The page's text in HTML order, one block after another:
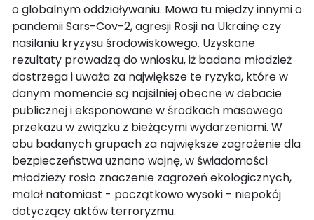
o globalnym oddziaływaniu. Mowa tu między innymi o
pandemii Sars-Cov-2, agresji Rosji na Ukrainę czy
nasilaniu kryzysu środowiskowego. Uzyskane
rezultaty prowadzą do wniosku, iż badana młodzież
dostrzega i uważa za największe te ryzyka, które w
danym momencie są najsilniej obecne w debacie
publicznej i eksponowane w środkach masowego
przekazu w związku z bieżącymi wydarzeniami. W
obu badanych grupach za największe zagrożenie dla
bezpieczeństwa uznano wojnę, w świadomości
młodzieży rosło znaczenie zagrożeń ekologicznych,
malał natomiast - początkowo wysoki - niepokój
dotyczący aktów terroryzmu.